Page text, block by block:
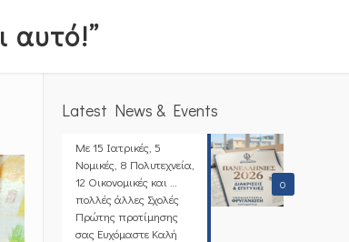
αυτό!”
Latest News & Events
0
Με 15 Ιατρικές, 5
Νομικές, 8 Πολυτεχνεία,
12 Οικονομικές και …
πολλές άλλες Σχολές
Πρώτης προτίμησης
σας Ευχόμαστε Καλή